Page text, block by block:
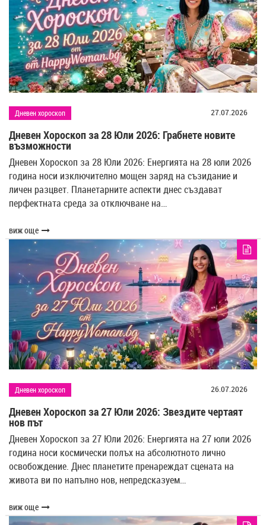
Дневен хороскоп 27.07.2026
Дневен Хороскоп за 28 Юли 2026: Грабнете новите
възможности
Дневен Хороскоп за 28 Юли 2026: Енергията на 28 юли 2026
година носи изключително мощен заряд на съзидание и
личен разцвет. Планетарните аспекти днес създават
перфектната среда за отключване на…
виж още
Дневен хороскоп 26.07.2026
Дневен Хороскоп за 27 Юли 2026: Звездите чертаят
нов път
Дневен Хороскоп за 27 Юли 2026: Енергията на 27 юли 2026
година носи космически полъх на абсолютното лично
освобождение. Днес планетите пренареждат сцената на
живота ви по напълно нов, непредсказуем…
виж още